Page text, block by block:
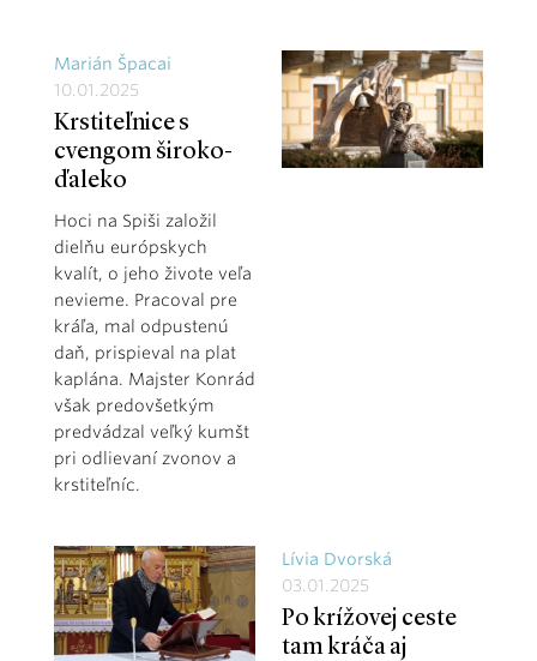
Marián Špacai
10.01.2025
Krstiteľnice s
cvengom široko-
ďaleko
Hoci na Spiši založil
dielňu európskych
kvalít, o jeho živote veľa
nevieme. Pracoval pre
kráľa, mal odpustenú
daň, prispieval na plat
kaplána. Majster Konrád
však predovšetkým
predvádzal veľký kumšt
pri odlievaní zvonov a
krstiteľníc.
Lívia Dvorská
03.01.2025
Po krížovej ceste
tam kráča aj